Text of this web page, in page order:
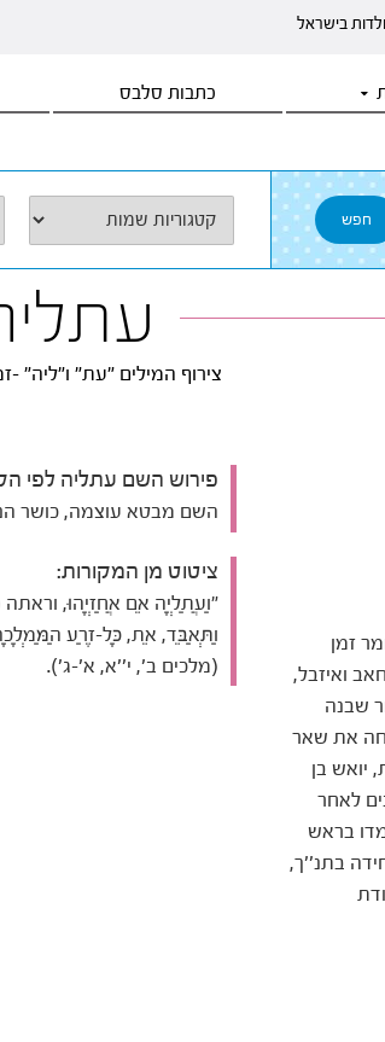
בישראל
כתבות סלבס
צירוף המילים "עת" ו"ליה" -
זמן
ואיזבל,
שבנה
את שאר
יואש בן
לאחר
בראש
בתנ''ך,
פירוש השם עתליה לפי
השם מבטא עוצמה, כושר
ציטוט מן המקורות:
"וַעֲתַלְיָה אֵם אֲחַזְיָהוּ,
וַתְּאַבֵּד, אֵת, כָּל-זֶרַע
(מלכים ב', י''א, א'-ג').